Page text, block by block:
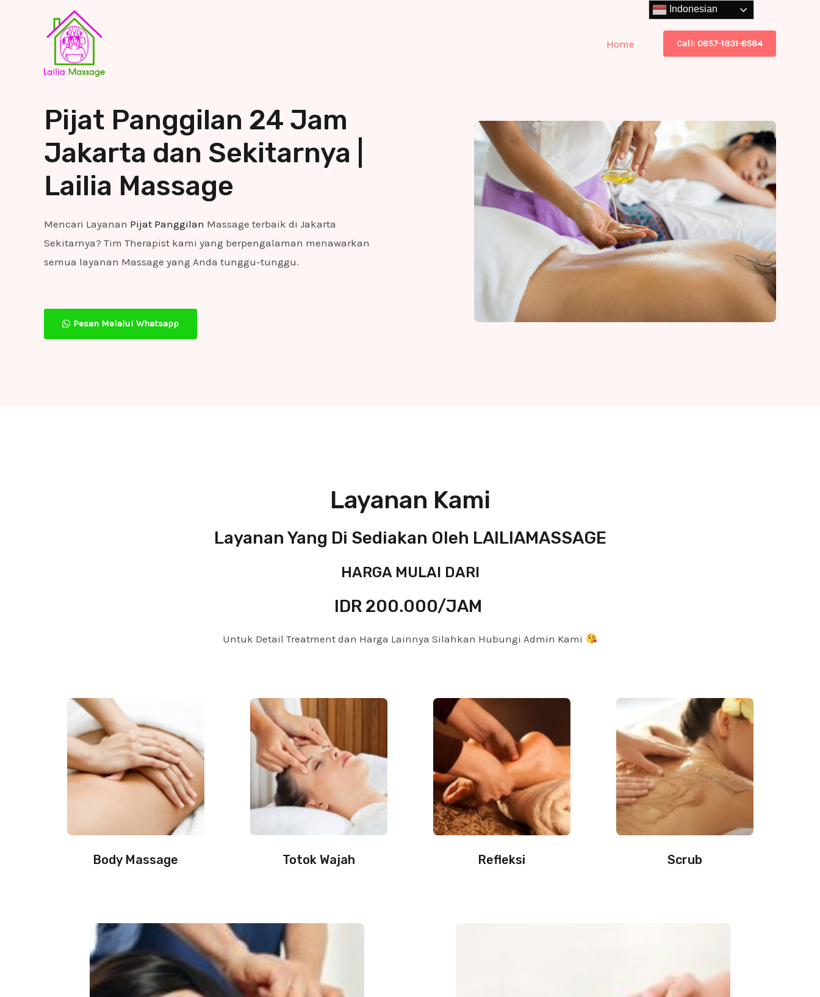
Home Call: 0857-1831-8584
Pijat Panggilan 24 Jam
Jakarta dan Sekitarnya |
Lailia Massage
Mencari Layanan Pijat Panggilan Massage terbaik di Jakarta
Sekitarnya? Tim Therapist kami yang berpengalaman menawarkan
semua layanan Massage yang Anda tunggu-tunggu.
Pesan Melalui Whatsapp
Layanan Kami
Layanan Yang Di Sediakan Oleh LAILIAMASSAGE
HARGA MULAI DARI
IDR 200.000/JAM
Untuk Detail Treatment dan Harga Lainnya Silahkan Hubungi Admin Kami
Body Massage Totok Wajah Refleksi Scrub
Indonesian